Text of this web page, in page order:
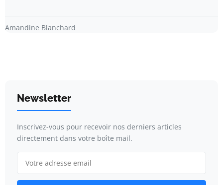
Amandine Blanchard
Newsletter
Inscrivez-vous pour recevoir nos derniers articles
directement dans votre boîte mail.